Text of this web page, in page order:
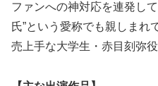
ファンへの神対応を連発し
氏”という愛称でも親しまれ
売上手な大学生・赤目刻弥役